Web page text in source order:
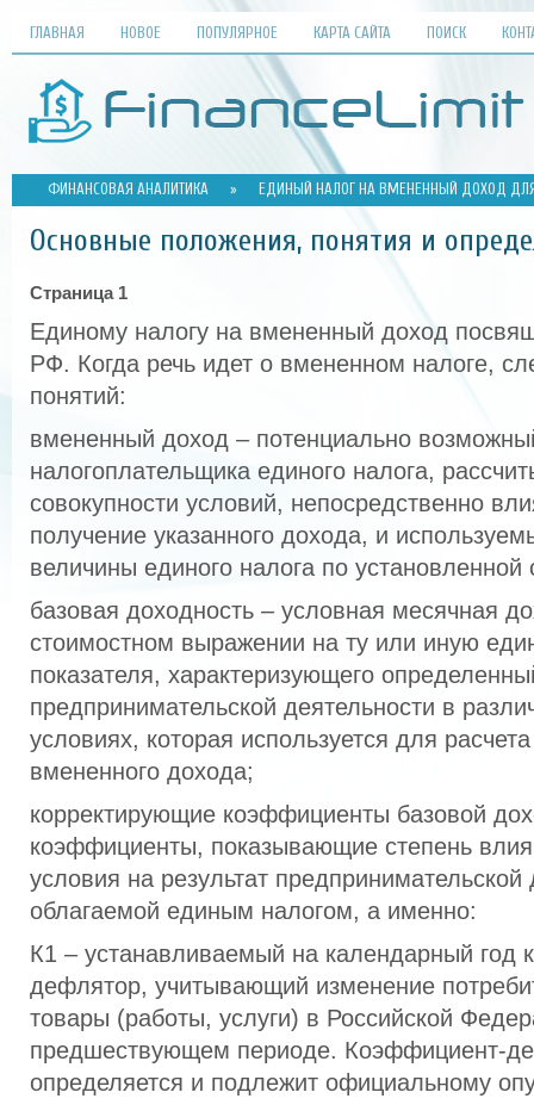
ГЛАВНАЯ НОВОЕ ПОПУЛЯРНОЕ КАРТА САЙТА ПОИСК
ФИНАНСОВАЯ АНАЛИТИКА » ЕДИНЫЙ НАЛОГ НА ВМЕНЕННЫЙ ДОХОД
Основные положения, понятия и
Страница 1
Единому налогу на вмененный доход
РФ. Когда речь идет о вмененном налоге,
понятий:
вмененный доход – потенциально
налогоплательщика единого налога,
совокупности условий, непосредственно
получение указанного дохода, и
величины единого налога по установленной
базовая доходность – условная месячная
стоимостном выражении на ту или иную
показателя, характеризующего
предпринимательской деятельности в
условиях, которая используется для
вмененного дохода;
корректирующие коэффициенты базовой
коэффициенты, показывающие степень
условия на результат предпринимательской
облагаемой единым налогом, а именно:
К1 – устанавливаемый на календарный год
дефлятор, учитывающий изменение
товары (работы, услуги) в Российской
предшествующем периоде. Коэффициент-
определяется и подлежит официальному